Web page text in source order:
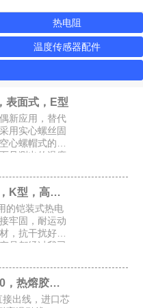
热电阻
温度传感器配件
表面式，E型
应用，替代
用实心螺丝固
心螺帽式的牙
且测出的温度
要求小，适合
具，热封刀铠装式热电偶，K型，高速纸杯机K型偶
铠装式热电
牢固，耐运动
，抗干扰好，
品都经过我司
品都是完好的
镍电阻，NI120，热熔胶机胶管感温头
出线，进口芯